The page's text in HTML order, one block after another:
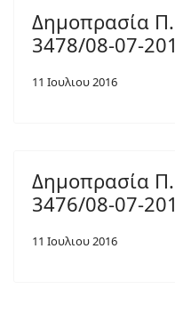
Δημοπρασία
3478/08-07-
11 Ιουλιου 2016
Δημοπρασία
3476/08-07-
11 Ιουλιου 2016